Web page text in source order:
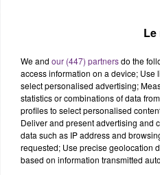
We and our (447) partnersdo the
access information on a device;
select personalised advertising;
statistics or combinations of data
profiles to select personalised
Deliver and present advertising and
data such as IP address and
requested; Use precise geolocation
based on information transmitted